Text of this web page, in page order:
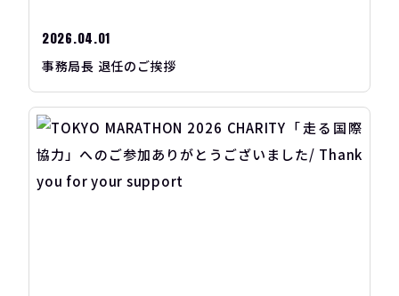
2026.04.01
事務局長 退任のご挨拶